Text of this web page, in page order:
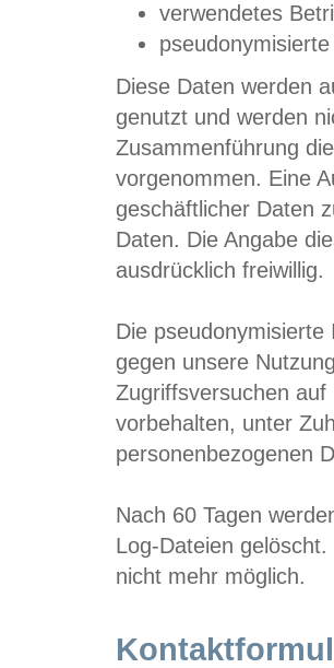
verwendetes
Diese Daten werden
genutzt und werden
Zusammenführung
vorgenommen. Eine
geschäftlicher Daten
Daten. Die Angabe
ausdrücklich freiwillig.
Die
gegen unsere
Zugriffsversuchen
vorbehalten, unter
personenbezogenen
Nach 60 Tagen
Log-Dateien
nicht mehr möglich.